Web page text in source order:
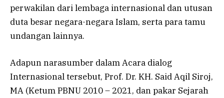
perwakilan dari lembaga internasional dan utusan
duta besar negara-negara Islam, serta para tamu
undangan lainnya.
Adapun narasumber dalam Acara dialog
Internasional tersebut, Prof. Dr. KH. Said Aqil Siroj,
MA (Ketum PBNU 2010 – 2021, dan pakar Sejarah